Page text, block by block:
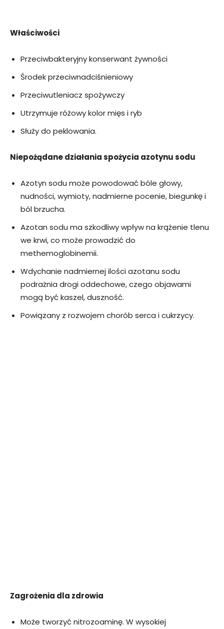
Właściwości
Przeciwbakteryjny konserwant żywności
Środek przeciwnadciśnieniowy
Przeciwutleniacz spożywczy
Utrzymuje różowy kolor mięs i ryb
Służy do peklowania.
Niepożądane działania spożycia azotynu sodu
Azotyn sodu może powodować bóle głowy,
nudności, wymioty, nadmierne pocenie, biegunkę i
ból brzucha.
Azotan sodu ma szkodliwy wpływ na krążenie tlenu
we krwi, co może prowadzić do
methemoglobinemii.
Wdychanie nadmiernej ilości azotanu sodu
podrażnia drogi oddechowe, czego objawami
mogą być kaszel, duszność.
Powiązany z rozwojem chorób serca i cukrzycy.
Zagrożenia dla zdrowia
Może tworzyć nitrozoaminę. W wysokiej